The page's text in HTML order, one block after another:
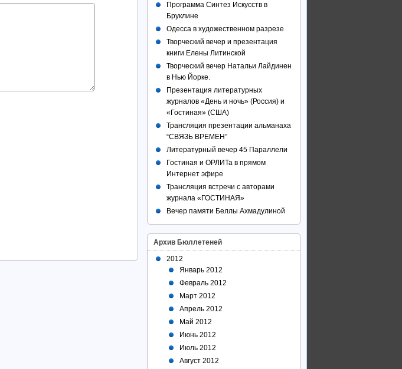
Программа Синтез Искусств в
Бруклине
Одесса в художественном разрезе
Творческий вечер и презентация
книги Елены Литинской
Творческий вечер Натальи Лайдинен
в Нью Йорке.
Презентация литературных
журналов «День и ночь» (Россия) и
«Гостиная» (США)
Трансляция презентации альманаха
“СВЯЗЬ ВРЕМЕН”
Литературный вечер 45 Параллели
Гостиная и ОРЛИТа в прямом
Интернет эфире
Трансляция встречи с авторами
журнала «ГОСТИНАЯ»
Вечер памяти Беллы Ахмадулиной
Архив Бюллетеней
2012
Январь 2012
Февраль 2012
Март 2012
Апрель 2012
Май 2012
Июнь 2012
Июль 2012
Август 2012